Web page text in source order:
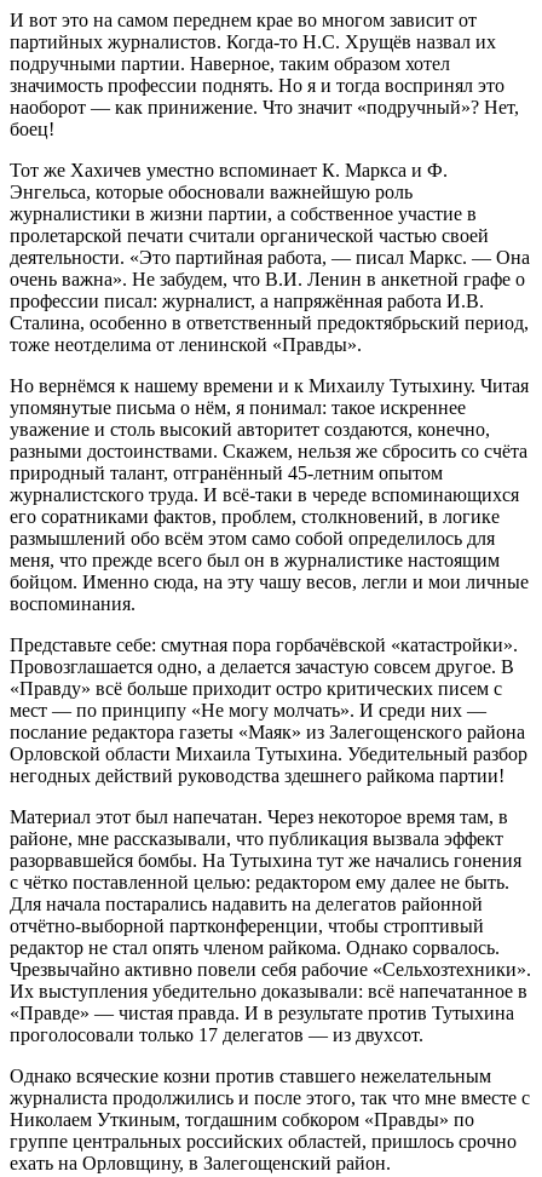
И вот это на самом переднем крае во многом зависит от
партийных журналистов. Когда-то Н.С. Хрущёв назвал их
подручными партии. Наверное, таким образом хотел
значимость профессии поднять. Но я и тогда воспринял это
наоборот — как принижение. Что значит «подручный»? Нет,
боец!
Тот же Хахичев уместно вспоминает К. Маркса и Ф.
Энгельса, которые обосновали важнейшую роль
журналистики в жизни партии, а собственное участие в
пролетарской печати считали органической частью своей
деятельности. «Это партийная работа, — писал Маркс. — Она
очень важна». Не забудем, что В.И. Ленин в анкетной графе о
профессии писал: журналист, а напряжённая работа И.В.
Сталина, особенно в ответственный предоктябрьский период,
тоже неотделима от ленинской «Правды».
Но вернёмся к нашему времени и к Михаилу Тутыхину. Читая
упомянутые письма о нём, я понимал: такое искреннее
уважение и столь высокий авторитет создаются, конечно,
разными достоинствами. Скажем, нельзя же сбросить со счёта
природный талант, отгранённый 45-летним опытом
журналистского труда. И всё-таки в череде вспоминающихся
его соратниками фактов, проблем, столкновений, в логике
размышлений обо всём этом само собой определилось для
меня, что прежде всего был он в журналистике настоящим
бойцом. Именно сюда, на эту чашу весов, легли и мои личные
воспоминания.
Представьте себе: смутная пора горбачёвской «катастройки».
Провозглашается одно, а делается зачастую совсем другое. В
«Правду» всё больше приходит остро критических писем с
мест — по принципу «Не могу молчать». И среди них —
послание редактора газеты «Маяк» из Залегощенского района
Орловской области Михаила Тутыхина. Убедительный разбор
негодных действий руководства здешнего райкома партии!
Материал этот был напечатан. Через некоторое время там, в
районе, мне рассказывали, что публикация вызвала эффект
разорвавшейся бомбы. На Тутыхина тут же начались гонения
с чётко поставленной целью: редактором ему далее не быть.
Для начала постарались надавить на делегатов районной
отчётно-выборной партконференции, чтобы строптивый
редактор не стал опять членом райкома. Однако сорвалось.
Чрезвычайно активно повели себя рабочие «Сельхозтехники».
Их выступления убедительно доказывали: всё напечатанное в
«Правде» — чистая правда. И в результате против Тутыхина
проголосовали только 17 делегатов — из двухсот.
Однако всяческие козни против ставшего нежелательным
журналиста продолжились и после этого, так что мне вместе с
Николаем Уткиным, тогдашним собкором «Правды» по
группе центральных российских областей, пришлось срочно
ехать на Орловщину, в Залегощенский район.